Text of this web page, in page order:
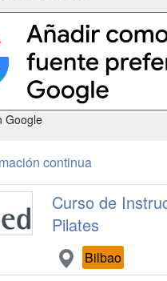
Google
continua
Curso de
Pilates
Bilbao